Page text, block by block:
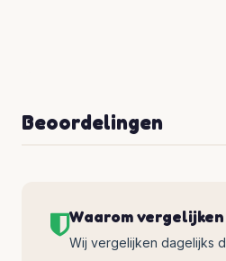
Beoordelingen
Waarom
Wij vergelijken dagelijks